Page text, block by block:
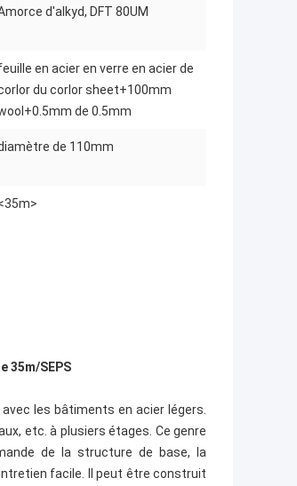
d'alkyd, DFT 80UM
en acier en verre en acier de
du corlor sheet+100mm
de 0.5mm
de 110mm
35m/SEPS
les bâtiments en acier légers.
etc. à plusiers étages. Ce genre
de la structure de base, la
facile. Il peut être construit